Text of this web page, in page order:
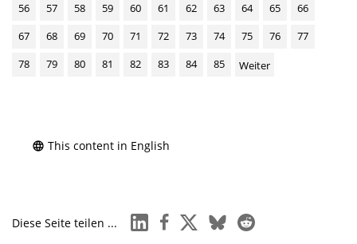
56
57 58 59 60 61 62 63 64 65
66
67
68 69 70 71 72 73 74 75 76
77
78
79 80 81 82 83 84 85 Weiter
This content in English
Diese Seite teilen ... linkedinfacebook
x blueskyreddit